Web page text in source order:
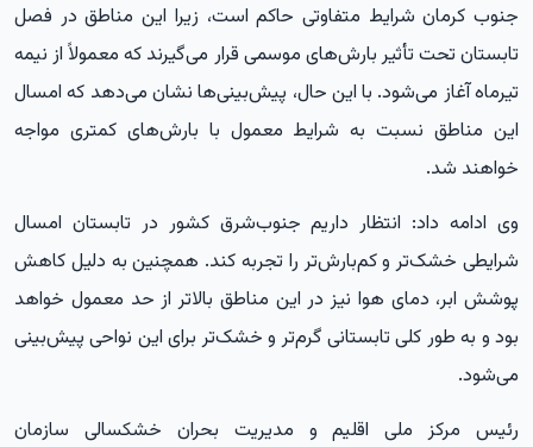
جنوب کرمان شرایط متفاوتی حاکم است، زیرا این مناطق در فصل
تابستان تحت تأثیر بارش‌های موسمی قرار می‌گیرند که معمولاً از نیمه
تیرماه آغاز می‌شود. با این حال، پیش‌بینی‌ها نشان می‌دهد که امسال
این مناطق نسبت به شرایط معمول با بارش‌های کمتری مواجه
خواهند شد.
وی ادامه داد: انتظار داریم جنوب‌شرق کشور در تابستان امسال
شرایطی خشک‌تر و کم‌بارش‌تر را تجربه کند. همچنین به دلیل کاهش
پوشش ابر، دمای هوا نیز در این مناطق بالاتر از حد معمول خواهد
بود و به طور کلی تابستانی گرم‌تر و خشک‌تر برای این نواحی پیش‌بینی
می‌شود.
رئیس مرکز ملی اقلیم و مدیریت بحران خشکسالی سازمان